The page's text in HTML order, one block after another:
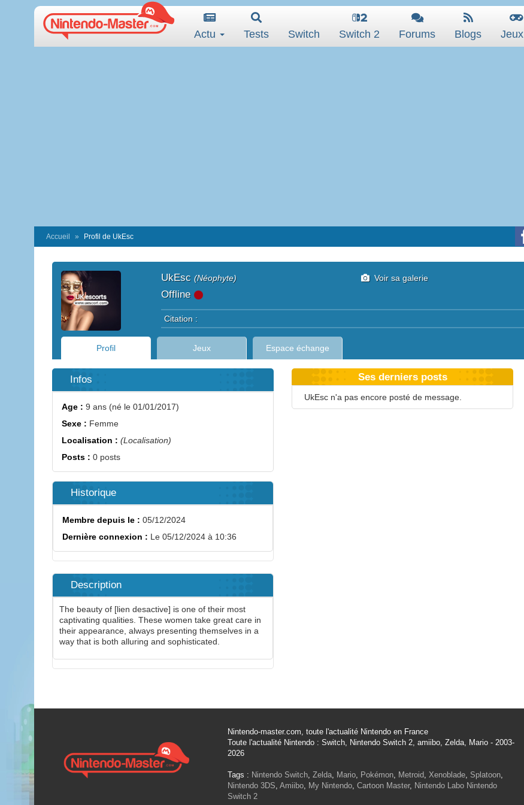
Actu Tests Switch Switch 2 Forums Blogs Jeux
Accueil Profil de UkEsc
UkEsc (Néophyte)
Offline
Voir sa galerie
Citation :
Profil Jeux Espace échange
Infos
Age : 9 ans (né le 01/01/2017)
Sexe : Femme
Localisation : (Localisation)
Posts : 0 posts
Historique
Membre depuis le : 05/12/2024
Dernière connexion : Le 05/12/2024 à 10:36
Description
The beauty of [lien desactive] is one of their most
captivating qualities. These women take great care in
their appearance, always presenting themselves in a
way that is both alluring and sophisticated.
Ses derniers posts
UkEsc n'a pas encore posté de message.
Nintendo-master.com, toute l'actualité Nintendo en France
Toute l'actualité Nintendo : Switch, Nintendo Switch 2, amiibo, Zelda, Mario - 2003-
2026
Tags : Nintendo Switch, Zelda, Mario, Pokémon, Metroid, Xenoblade, Splatoon,
Nintendo 3DS, Amiibo, My Nintendo, Cartoon Master, Nintendo Labo Nintendo
Switch 2